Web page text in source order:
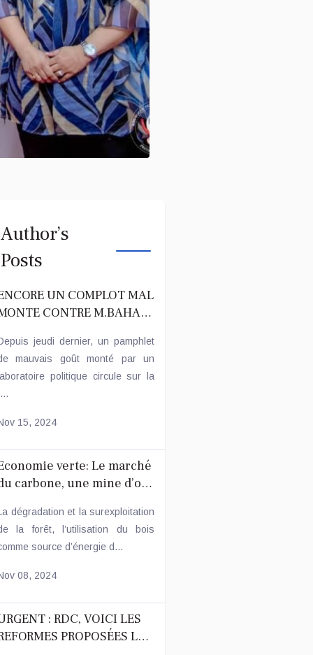
au Palais du peuple avec les composantes femmes,
intercommunautaire à Mweka : Le sang a coulé
Author’s
Posts
UN COMPLOT MAL
CONTRE M.BAHATI
jeudi dernier, un pamphlet
mauvais goût monté par un
laboratoire politique circule sur la
15, 2024
verte: Le marché
carbone, une mine d’or
dégradation et la surexploitation
la forêt, l’utilisation du bois
source d’énergie d...
08, 2024
: RDC, VOICI LES
PROPOSÉES LE